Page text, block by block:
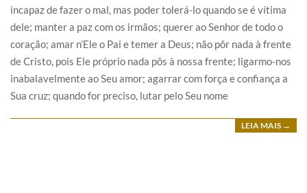
incapaz de fazer o mal, mas poder tolerá-lo quando se é vítima
dele; manter a paz com os irmãos; querer ao Senhor de todo o
coração; amar n’Ele o Pai e temer a Deus; não pôr nada à frente
de Cristo, pois Ele próprio nada pôs à nossa frente; ligarmo-nos
inabalavelmente ao Seu amor; agarrar com força e confiança a
Sua cruz; quando for preciso, lutar pelo Seu nome
LEIA MAIS →